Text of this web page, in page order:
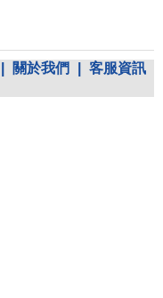
關於我們
客服資訊